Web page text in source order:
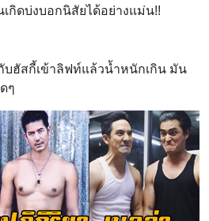
กิดบ่งบอกนิสัยได้อย่างแม่น!!
บฮัสกี้เข้าลิฟท์แล้วน้ำหนักเกิน มัน
ๆ